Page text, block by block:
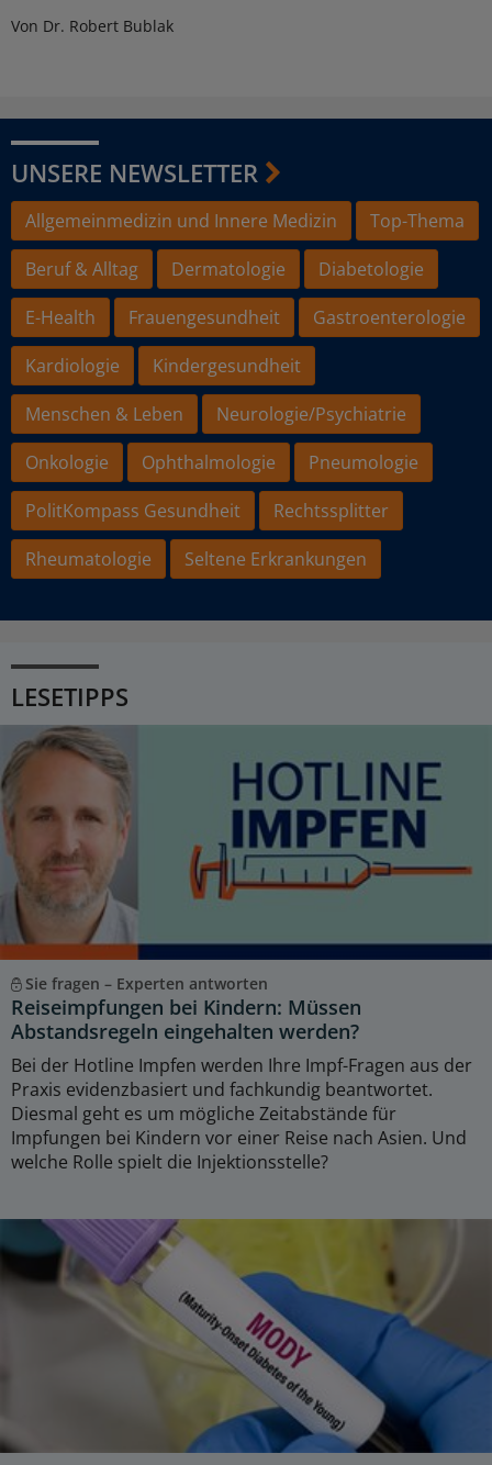
Von Dr. Robert Bublak
UNSERE NEWSLETTER
Allgemeinmedizin und Innere Medizin
Top-Thema
Beruf & Alltag
Dermatologie
Diabetologie
E-Health
Frauengesundheit
Gastroenterologie
Kardiologie
Kindergesundheit
Menschen & Leben
Neurologie/Psychiatrie
Onkologie
Ophthalmologie
Pneumologie
PolitKompass Gesundheit
Rechtssplitter
Rheumatologie
Seltene Erkrankungen
LESETIPPS
Sie fragen – Experten antworten
Reiseimpfungen bei Kindern: Müssen
Abstandsregeln eingehalten werden?
Bei der Hotline Impfen werden Ihre Impf-Fragen aus der
Praxis evidenzbasiert und fachkundig beantwortet.
Diesmal geht es um mögliche Zeitabstände für
Impfungen bei Kindern vor einer Reise nach Asien. Und
welche Rolle spielt die Injektionsstelle?